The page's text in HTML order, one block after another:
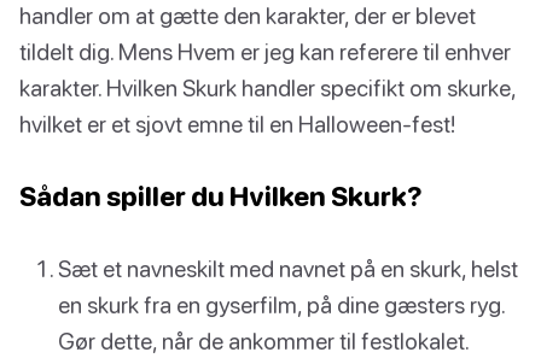
handler om at gætte den karakter, der er blevet
tildelt dig. Mens Hvem er jeg kan referere til enhver
karakter. Hvilken Skurk handler specifikt om skurke,
hvilket er et sjovt emne til en Halloween-fest!
Sådan spiller du Hvilken Skurk?
Sæt et navneskilt med navnet på en skurk, helst
en skurk fra en gyserfilm, på dine gæsters ryg.
Gør dette, når de ankommer til festlokalet.